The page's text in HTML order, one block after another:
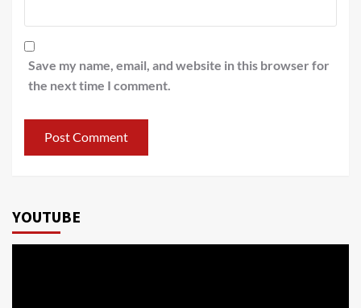
Save my name, email, and website in this browser for
the next time I comment.
YOUTUBE